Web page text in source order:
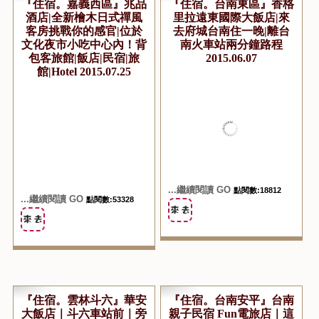
...繼續閱讀 GO 點閱數:53328
『住宿。台南東區』香格
里拉遠東國際大飯店|來
...繼續閱讀 GO 點閱數:18812